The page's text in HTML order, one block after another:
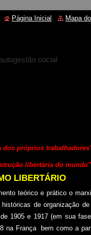
social
dos próprios
libertária do
LIBERTÁRIO
teórico e prático o
de organização
1905 e 1917 (em sua
na França bem como a
Página Inicial Mapa